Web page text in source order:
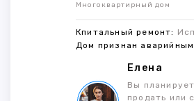
Многоквартирный дом
Кпитальный ремонт:
Дом признан
Елена
Вы
продать или